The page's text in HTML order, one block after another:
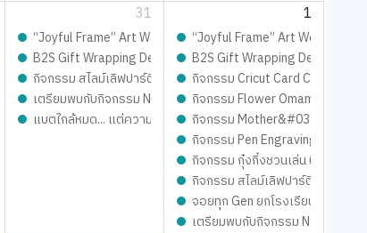
31 1
เจน กับ เก่งน้ำปิง
นโลก เติมเต็มความสนุก จอยทุกเจน กับ เก่งน้ำปิง
ดีไซน์เฟรมการ์ด ชิ้นเดียวในโลก เติมเต็มความสนุก จอยทุกเจน กั
“Joyful Frame” Art Workshop ดีไซน์เฟรมการ์ด ชิ้นเดียวในโลก
“Joyful Frame” Art Workshop
จนส่งมอบความสุข สนุกจอยทุกเจน
contest 2026 LIVE Playfull: ส่งมอบความสุข สนุกจอยทุกเจน
B2S Gift Wrapping Design contest 2026 LIVE Playfull: ส่งม
B2S Gift Wrapping Design
PARTY By Elmer’s
สนุกสุดมุ้งมิ้ง - Magical SLIME LOVE PARTY By Elmer’s
กิจกรรม สไลม์เลิฟปาร์ตี้ ปั้นสนุกสุดมุ้งมิ้ง - Magical SLIME LOVE
กิจกรรม Cricut Card Craft – ป
Trainer Journey On Tour !!
เตรียมพบกับกิจกรรม New Trainer Journey On Tour !!
กิจกรรม Flower Omamori Craft
กยังชาร์จได้!
แบตใกล้หมด... แต่ความสนุกยังชาร์จได้!กิจกรรม Mother&#039;s Day
กิจกรรม Pen Engraving – แกะ
กิจกรรม กุ๋งกิ๋งชวนเล่น นิทานสนุก
กิจกรรม สไลม์เลิฟปาร์ตี้ ปั้นสนุกสุ
จอยทุก Gen ยกโรงเรียน
เตรียมพบกับกิจกรรม New